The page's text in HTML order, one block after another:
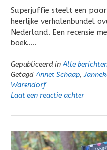
Superjuffie steelt een
heerlijke verhalenbundel
Nederland. Een recensie
boek…..
Gepubliceerd inAlle berichten
GetagdAnnet Schaap,
Warendorf
Laat een reactie achter